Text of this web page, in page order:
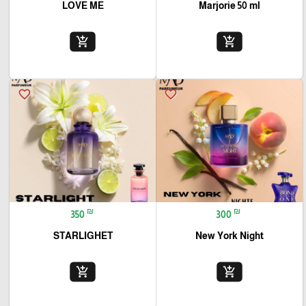
Marjorie 50 ml
add_shopping_cart
LOVE ME
add_shopping_cart
favorite_border
300 ₪
New York Night
add_shopping_cart
favorite_border
350 ₪
STARLIGHET
add_shopping_cart